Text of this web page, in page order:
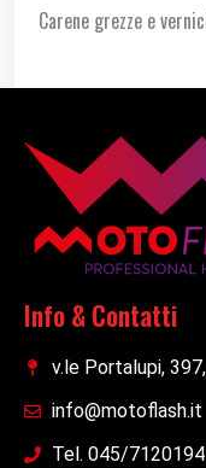
Carene grezze e
Info & Contatti
v.le Portalupi,
info@motoflash.it
Tel. 045/7120194